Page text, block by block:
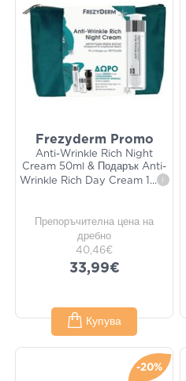
Frezyderm Promo
Anti-Wrinkle Rich Night
Cream 50ml & Подарък Anti-
Wrinkle Rich Day Cream 1 ... i
Препоръчителна цена на
дребно
40,46€
33,99€
Купува
-20%